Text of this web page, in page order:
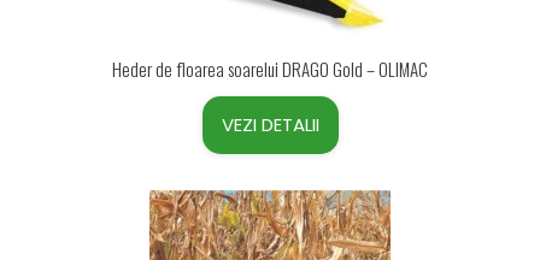
Heder de floarea soarelui DRAGO Gold – OLIMAC
VEZI DETALII